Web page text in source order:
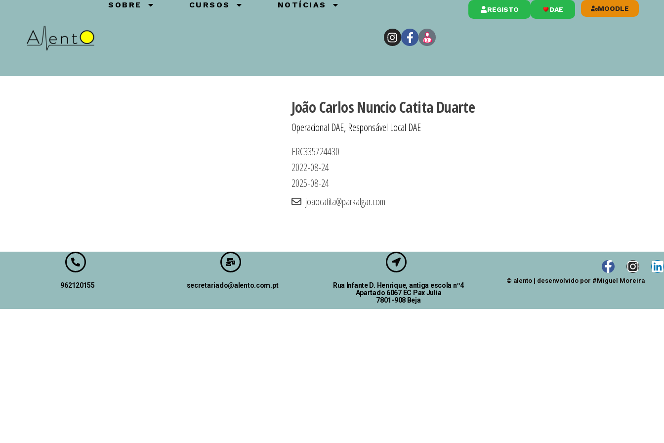
SOBRE CURSOS NOTÍCIAS REGISTO DAE MOODLE
João Carlos Nuncio Catita Duarte
Operacional DAE, Responsável Local DAE
ERC335724430
2022-08-24
2025-08-24
joaocatita@parkalgar.com
962120155 secretariado@alento.com.pt
Rua Infante D. Henrique, antiga escola nº4
Apartado 6067 EC Pax Julia
7801-908 Beja
© alento | desenvolvido por #Miguel Moreira